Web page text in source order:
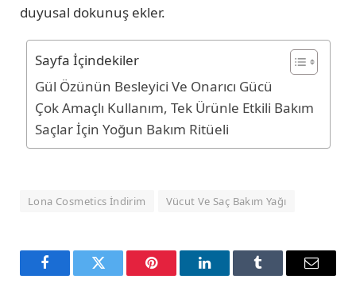
duyusal dokunuş ekler.
Sayfa İçindekiler
Gül Özünün Besleyici Ve Onarıcı Gücü
Çok Amaçlı Kullanım, Tek Ürünle Etkili Bakım
Saçlar İçin Yoğun Bakım Ritüeli
Lona Cosmetics İndirim Vücut Ve Saç Bakım Yağı
FacebookTwitter Pinterest LinkedInTumblr Email